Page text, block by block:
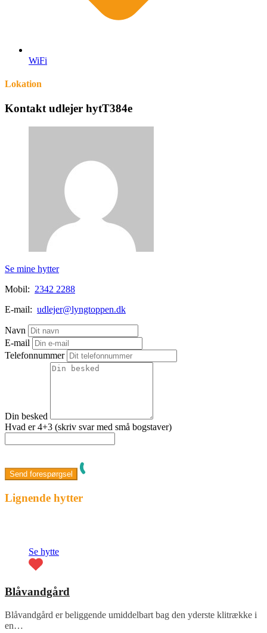
WiFi
Lokation
Kontakt udlejer hytT384e
Se mine hytter
Mobil: 2342 2288
E-mail: udlejer@lyngtoppen.dk
Navn
E-mail
Telefonnummer
Din besked
Hvad er 4+3 (skriv svar med små bogstaver)
Lignende hytter
Se hytte
Blåvandgård
Blåvandgård er beliggende umiddelbart bag den yderste klitrække i
en…